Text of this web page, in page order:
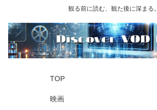
観る前に読む、観た後に深まる。
TOP
映画